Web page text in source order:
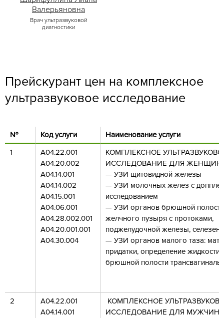
Валерьяновна
Врач ультразвуковой
диагностики
Прейскурант цен на комплексное
ультразвуковое исследование
№ Код услуги
Наименование услуги
1
А04.22.001
А04.20.002
А04.14.001
А04.14.002
А04.15.001
А04.06.001
А04.28.002.001
А04.20.001.001
А04.30.004
КОМПЛЕКСНОЕ
ИССЛЕДОВАНИЕ ДЛЯ ЖЕНЩИН
— УЗИ щитовидной железы
— УЗИ молочных желез c
исследованием
— УЗИ органов брюшной
желчного пузыря с протоками,
поджелудочной железы,
— УЗИ органов малого таза:
придатки, определение жидкости
брюшной полости
2
А04.22.001
А04.14.001
КОМПЛЕКСНОЕ
ИССЛЕДОВАНИЕ ДЛЯ МУЖЧИН